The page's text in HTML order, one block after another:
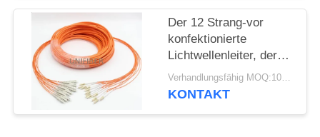
Der 12 Strang-vor
konfektionierte
Lichtwellenleiter, der
mit 2.0mm in mehreren
Betriebsarten ist,
Verhandlungsfähig MOQ:10pcs
KONTAKT